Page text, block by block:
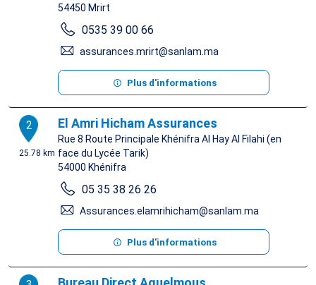
54450 Mrirt
0535 39 00 66
assurances.mrirt@sanlam.ma
Plus d'informations
2
25.78 km
El Amri Hicham Assurances
Rue 8 Route Principale Khénifra Al Hay Al Filahi (en
face du Lycée Tarik)
54000 Khénifra
05 35 38 26 26
Assurances.elamrihicham@sanlam.ma
Plus d'informations